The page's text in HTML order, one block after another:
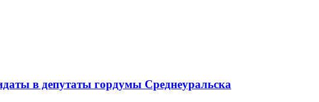
в депутаты гордумы Среднеуральска